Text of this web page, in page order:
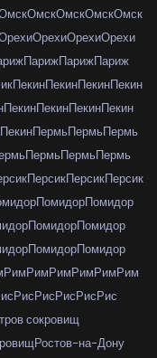
ОмскОмскОмскОмск
ОрехиОрехиОрехи
ПарижПарижПариж
ПекинПекинПекинПекин
ПекинПекинПекинПекин
ПекинПермьПермьПермь
ПермьПермьПермь
ПерсикПерсикПерсик
ПомидорПомидор
ПомидорПомидор
ПомидорПомидор
РимРимРимРимРимРим
РисРисРисРисРис
сокровищ
Ростов-на-Дону